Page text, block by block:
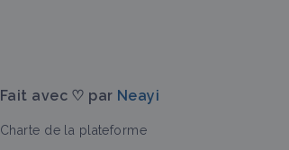
Fait avec ♡ par Neayi
Charte de la plateforme